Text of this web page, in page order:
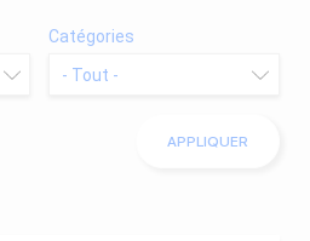
Catégories